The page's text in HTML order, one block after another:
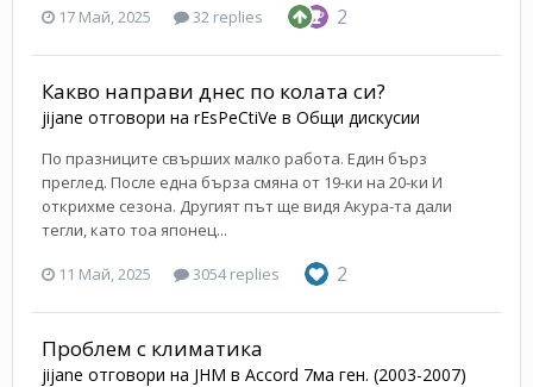
17 Май, 2025 32 replies 2
Какво направи днес по колата си?
jijane отговори на rEsPeCtiVe в Общи дискусии
По празниците свърших малко работа. Един бърз
преглед. После една бърза смяна от 19-ки на 20-ки И
открихме сезона. Другият път ще видя Акура-та дали
тегли, като тоа японец...
11 Май, 2025 3054 replies 2
Проблем с климатика
jijane отговори на JHM в Accord 7ма ген. (2003-2007)